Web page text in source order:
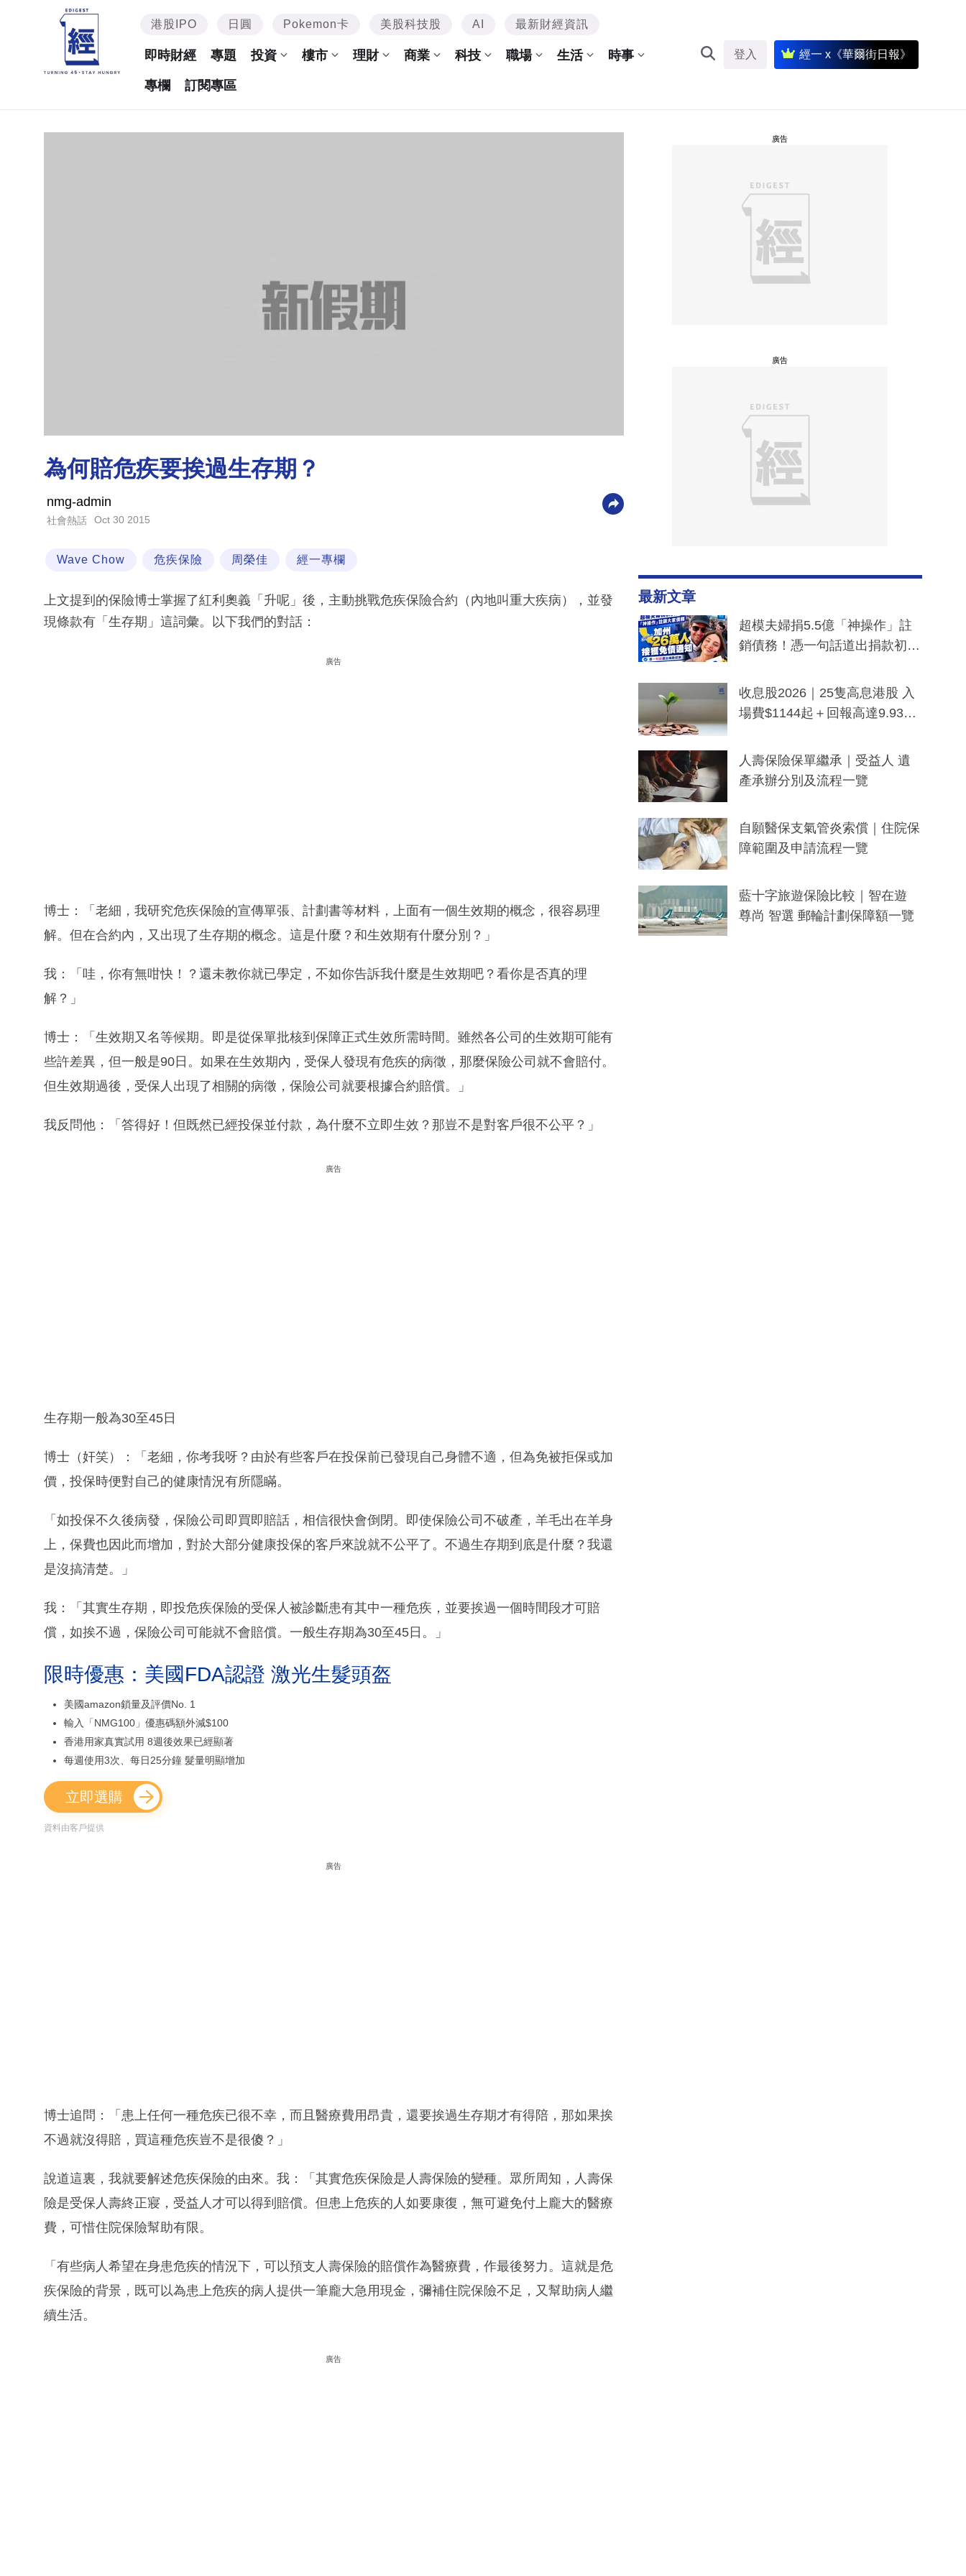
港股IPO 日圓 Pokemon卡 美股科技股 AI 最新財經資訊
即時財經 專題 投資 樓市 理財 商業 科技 職場 生活 時事
專欄 訂閱專區
登入 經一 x《華爾街日報》
為何賠危疾要挨過生存期？
nmg-admin
社會熱話 Oct 30 2015
Wave Chow 危疾保險 周榮佳 經一專欄
上文提到的保險博士掌握了紅利奧義「升呢」後，主動挑戰危疾保險合約（內地叫重大疾病），並發
現條款有「生存期」這詞彙。以下我們的對話：
廣告
博士：「老細，我研究危疾保險的宣傳單張、計劃書等材料，上面有一個生效期的概念，很容易理
解。但在合約內，又出現了生存期的概念。這是什麼？和生效期有什麼分別？」
我：「哇，你有無咁快！？還未教你就已學定，不如你告訴我什麼是生效期吧？看你是否真的理
解？」
博士：「生效期又名等候期。即是從保單批核到保障正式生效所需時間。雖然各公司的生效期可能有
些許差異，但一般是90日。如果在生效期內，受保人發現有危疾的病徵，那麼保險公司就不會賠付。
但生效期過後，受保人出現了相關的病徵，保險公司就要根據合約賠償。」
我反問他：「答得好！但既然已經投保並付款，為什麼不立即生效？那豈不是對客戶很不公平？」
廣告
生存期一般為30至45日
博士（奸笑）：「老細，你考我呀？由於有些客戶在投保前已發現自己身體不適，但為免被拒保或加
價，投保時便對自己的健康情況有所隱瞞。
「如投保不久後病發，保險公司即買即賠話，相信很快會倒閉。即使保險公司不破產，羊毛出在羊身
上，保費也因此而增加，對於大部分健康投保的客戶來說就不公平了。不過生存期到底是什麼？我還
是沒搞清楚。」
我：「其實生存期，即投危疾保險的受保人被診斷患有其中一種危疾，並要挨過一個時間段才可賠
償，如挨不過，保險公司可能就不會賠償。一般生存期為30至45日。」
限時優惠：美國FDA認證 激光生髮頭盔
美國amazon鎖量及評價No. 1
輸入「NMG100」優惠碼額外減$100
香港用家真實試用 8週後效果已經顯著
每週使用3次、每日25分鐘 髮量明顯增加
立即選購
資料由客戶提供
廣告
博士追問：「患上任何一種危疾已很不幸，而且醫療費用昂貴，還要挨過生存期才有得陪，那如果挨
不過就沒得賠，買這種危疾豈不是很傻？」
說道這裏，我就要解述危疾保險的由來。我：「其實危疾保險是人壽保險的變種。眾所周知，人壽保
險是受保人壽終正寢，受益人才可以得到賠償。但患上危疾的人如要康復，無可避免付上龐大的醫療
費，可惜住院保險幫助有限。
「有些病人希望在身患危疾的情況下，可以預支人壽保險的賠償作為醫療費，作最後努力。這就是危
疾保險的背景，既可以為患上危疾的病人提供一筆龐大急用現金，彌補住院保險不足，又幫助病人繼
續生活。
廣告
廣告
廣告
最新文章
超模夫婦捐5.5億「神操作」註
銷債務！憑一句話道出捐款初
一度被誤當詐騙手段
收息股2026｜25隻高息港股 入
場費$1144起＋回報高達9.93
人壽保險保單繼承｜受益人 遺
產承辦分別及流程一覽
自願醫保支氣管炎索償｜住院保
障範圍及申請流程一覽
藍十字旅遊保險比較｜智在遊
尊尚 智選 郵輪計劃保障額一覽